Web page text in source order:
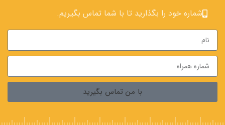
شماره خود را بگذارید تا با شما تماس بگیریم.
با من تماس بگیرید